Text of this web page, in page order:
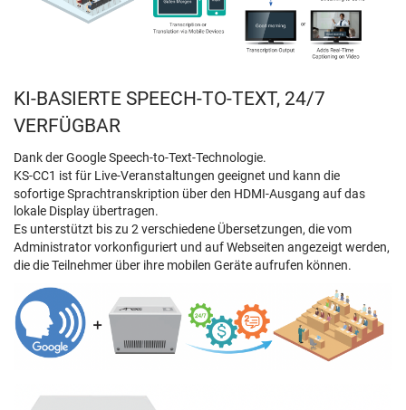
KI-BASIERTE SPEECH-TO-TEXT, 24/7
VERFÜGBAR
Dank der Google Speech-to-Text-Technologie.
KS-CC1 ist für Live-Veranstaltungen geeignet und kann die
sofortige Sprachtranskription über den HDMI-Ausgang auf das
lokale Display übertragen.
Es unterstützt bis zu 2 verschiedene Übersetzungen, die vom
Administrator vorkonfiguriert und auf Webseiten angezeigt werden,
die die Teilnehmer über ihre mobilen Geräte aufrufen können.